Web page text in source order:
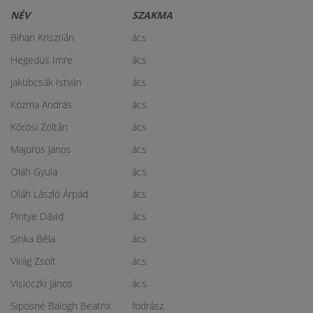
NÉV
SZAKMA
Bihari Krisztián
ács
Hegedüs Imre
ács
Jakubcsák István
ács
Kozma András
ács
Kőrösi Zoltán
ács
Majoros János
ács
Oláh Gyula
ács
Oláh László Árpád
ács
Pintye Dávid
ács
Sinka Béla
ács
Virág Zsolt
ács
Vislóczki János
ács
Siposné Balogh Beatrix
fodrász